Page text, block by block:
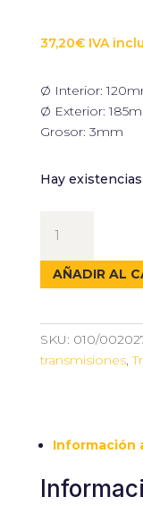
37,20€ IVA
Ø Interior:
Ø Exterior:
Grosor: 3mm
Hay existencias
EMBRAGUE
185x120x3MM
cantidad
AÑADIR AL
SKU: 010/
transmisiones,
Información